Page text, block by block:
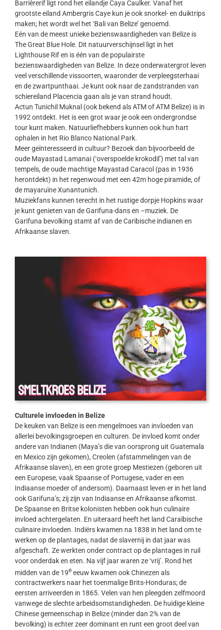
Barrièrerif ligt rond het eilandje Caya Caulker. Vanaf het
grootste eiland Ambergris Caye kun je ook snorkel- en duiktrips
maken; het wordt wel het ‘Bali van Belize’ genoemd.
Eén van de meest unieke bezienswaardigheden van Belize is
The Great Blue Hole. Dit natuurverschijnsel ligt in het
Lighthouse Rif en is één van de populairste
bezienswaardigheden van Belize. In deze onderwatergrot leven
veel verschillende vissoorten, waaronder de verpleegsterhaai
en de zwartpunthaai. Je kunt ook naar de zandstranden van
schiereiland Placencia gaan als je van strand houdt.
Actun Tunichil Muknal (ook bekend als ATM of ATM Belize) is in
1992 ontdekt. Het is een grot waar je ook een ondergrondse
tour kunt maken. Natuurliefhebbers kunnen ook hun hart
ophalen in het Rio Blanco National Park.
Meer geïnteresseerd in cultuur? Bezoek dan bijvoorbeeld de
oude Mayastad Lamanai (‘overspoelde krokodil’) met tal van
tempels, de oude machtige Mayastad Caracol (pas in 1936
herontdekt) in het regenwoud met een 42m hoge piramide, of
de mayaruïne Xunantunich.
Muziekfans kunnen terecht in het rustige dorpje Hopkins waar
je kunt genieten van de Garifuna-dans en –muziek. De
Garifuna bevolking stamt af van de Caribische indianen en
Afrikaanse slaven.
Culturele invloeden in Belize
De keuken van Belize is een mengelmoes van invloeden van
allerlei bevolkingsgroepen en culturen. De invloed komt onder
andere van Indianen (Maya’s die van oorsprong uit Guatemala
en Mexico zijn gekomen), Creolen (afstammelingen van de
Afrikaanse slaven), en een grote groep Mestiezen (geboren uit
een Europese, vaak Spaanse of Portugese, vader en een
Indiaanse moeder of andersom). Daarnaast leven er in het land
ook Garifuna’s; zij zijn van Indiaanse en Afrikaanse afkomst.
De Spaanse en Britse kolonisten hebben ook hun culinaire
invloed achtergelaten. En uiteraard heeft het land Caraïbische
culinaire invloeden. Indiërs kwamen na 1838 in het land om te
werken op de plantages, nadat de slavernij in dat jaar was
afgeschaft. Ze werkten onder contract op de plantages in ruil
voor onderdak en eten. Na vijf jaar waren ze ‘vrij’. Rond het
midden van de 19eeeuw kwamen ook Chinezen als
contractwerkers naar het toenmalige Brits-Honduras; de
eersten arriveerden in 1865. Velen van hen pleegden zelfmoord
vanwege de slechte arbeidsomstandigheden. De huidige kleine
Chinese gemeenschap in Belize (minder dan 2% van de
bevolking) is echter zeer dominant en runt een groot deel van